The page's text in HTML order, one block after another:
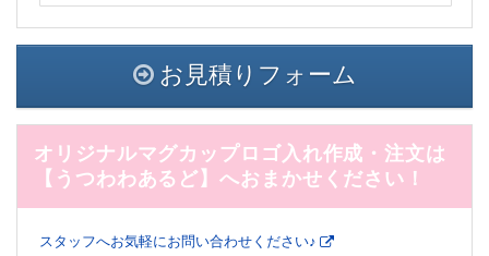
お見積りフォーム
オリジナルマグカップロゴ入れ作成・注文は
【うつわわあるど】へおまかせください！
スタッフへお気軽にお問い合わせください♪